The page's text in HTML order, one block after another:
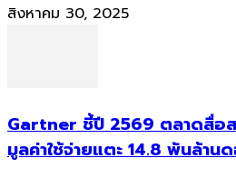
สิงหาคม 30, 2025
Gartner ชี้ปี 2569 ตลาดสื่อส
มูลค่าใช้จ่ายแตะ 14.8 พันล้าน